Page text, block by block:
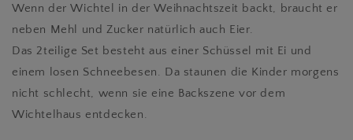
3
Eigelb
&amp;
Schneebesen
3
Eigelb
&amp;
Schneebesen
Wenn der Wichtel in der Weihnachtszeit backt, braucht er
neben Mehl und Zucker natürlich auch Eier.
Das 2teilige Set besteht aus einer Schüssel mit Ei und
einem losen Schneebesen. Da staunen die Kinder morgens
nicht schlecht, wenn sie eine Backszene vor dem
Wichtelhaus entdecken.